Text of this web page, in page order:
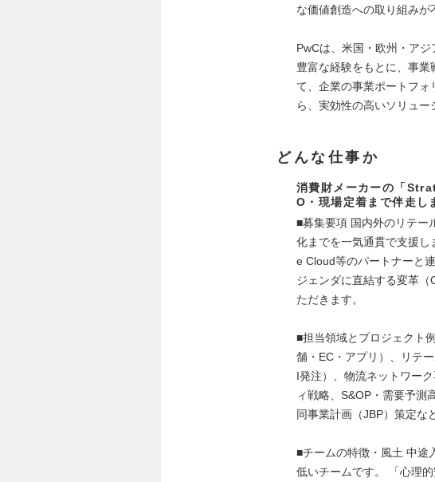
な価値創造への取り組みが
PwCは、米国・欧州・ア
豊富な経験をもとに、事
て、企業の事業ポートフ
ら、実効性の高いソリュー
どんな仕事か
消費財メーカーの「
O・現場定着まで伴走し
■募集要項 国内外のリテー
化までを一気通貫で支援
e Cloud等のパートナーと
ジェンダに直結する変革
ただきます。
■担当領域とプロジェクト
舗・EC・アプリ）、リテ
I発注）、物流ネットワー
ィ戦略、S&OP・需要予測
同事業計画（JBP）策定な
■チームの特徴・風土 中途
低いチームです。 「心理